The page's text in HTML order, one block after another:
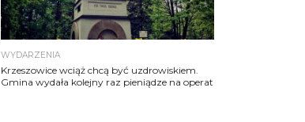
WYDARZENIA
Krzeszowice wciąż chcą być uzdrowiskiem.
Gmina wydała kolejny raz pieniądze na operat